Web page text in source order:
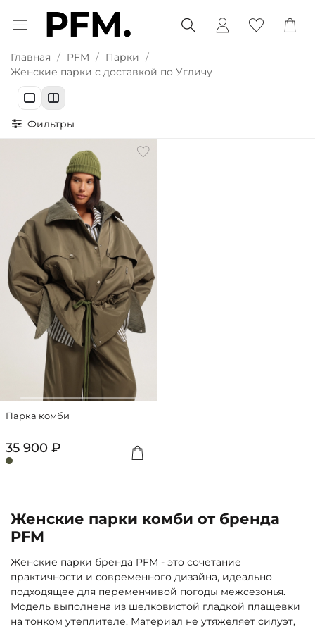
Главная PFM
Парки
Женские парки с доставкой по Угличу
Фильтры
Парка комби
35 900 ₽
Женские парки комби от бренда
PFM
Женские парки бренда PFM - это сочетание
практичности и современного дизайна, идеально
подходящее для переменчивой погоды межсезонья.
Модель выполнена из шелковистой гладкой плащевки
на тонком утеплителе. Материал не утяжеляет силуэт,